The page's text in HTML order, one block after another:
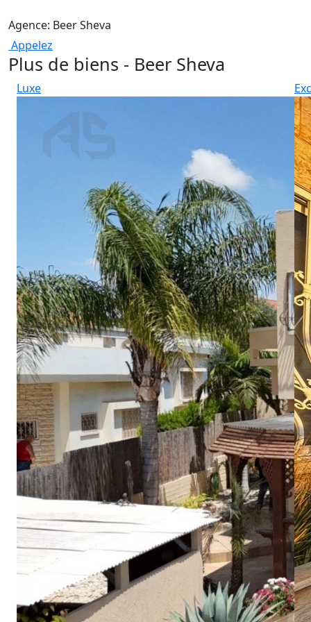
Agence: Beer Sheva
Appelez
Plus de biens - Beer Sheva
Luxe